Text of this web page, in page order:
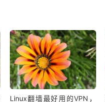
Linux翻墙最好用的VPN，